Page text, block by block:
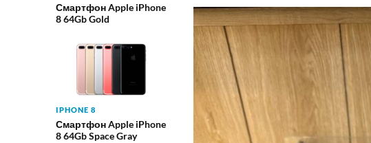
Смартфон Apple iPhone
8 64Gb Gold
IPHONE 8
Смартфон Apple iPhone
8 64Gb Space Gray